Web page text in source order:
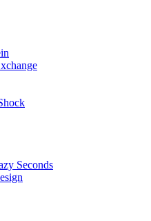
Seconds